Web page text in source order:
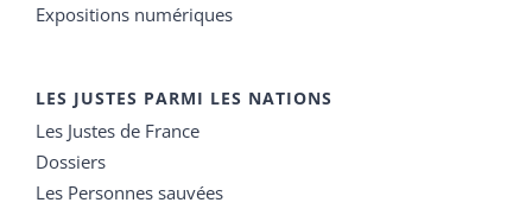
Expositions numériques
LES JUSTES PARMI LES NATIONS
Les Justes de France
Dossiers
Les Personnes sauvées